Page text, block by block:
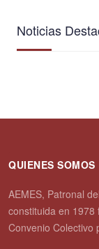
Noticias
QUIENES SOMOS
AEMES, Patronal
constituida en
Convenio Colectivo